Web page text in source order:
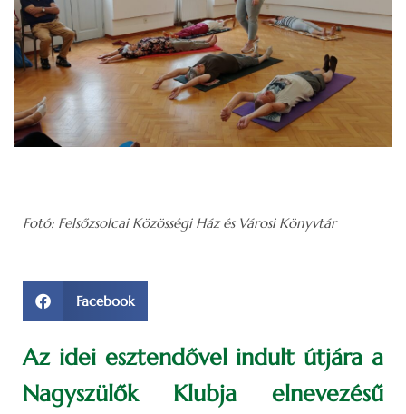
Fotó: Felsőzsolcai Közösségi Ház és Városi Könyvtár
Facebook
Az idei esztendővel indult útjára a
Nagyszülők Klubja elnevezésű